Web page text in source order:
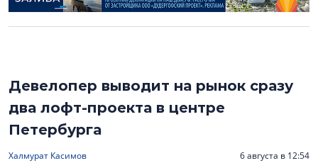
Девелопер выводит на рынок сразу
два лофт-проекта в центре
Петербурга
Халмурат Касимов 6 августа в 12:54